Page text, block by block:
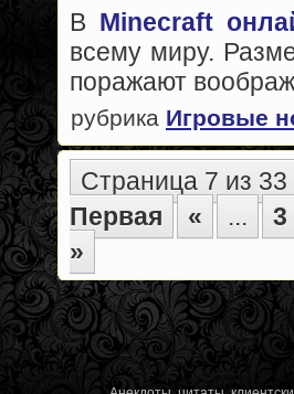
В Minecraft
всему миру.
поражают
рубрика Игровые
Страница 7 из 33
Первая
« ...
3
»